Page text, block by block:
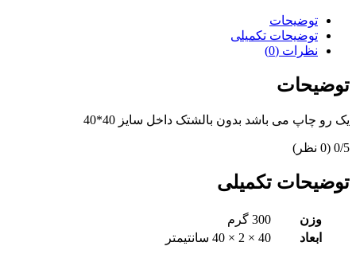
توضیحات
توضیحات تکمیلی
نظرات (0)
توضیحات
یک رو چاپ می باشد بدون بالشتک داخل سایز 40*40
‫0/5 ‫(0 نظر)
توضیحات تکمیلی
وزن
300 گرم
ابعاد
40 × 2 × 40 سانتیمتر